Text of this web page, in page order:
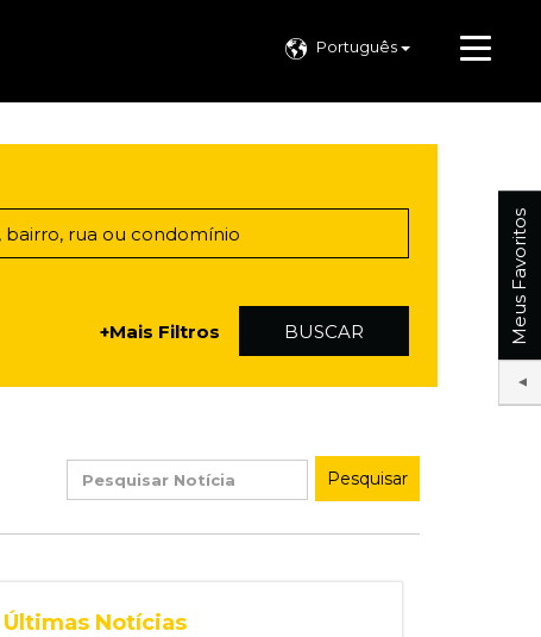
Português
+Mais Filtros BUSCAR
Pesquisar
Últimas Notícias
Meus Favoritos